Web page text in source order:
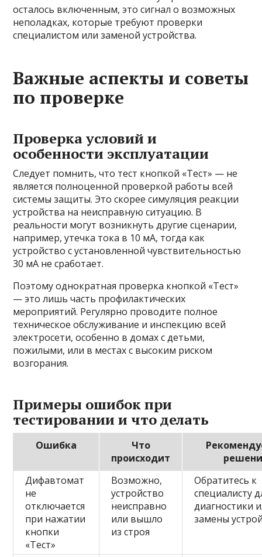
осталось включенным, это сигнал о возможных
неполадках, которые требуют проверки
специалистом или заменой устройства.
Важные аспекты и советы
по проверке
Проверка условий и
особенности эксплуатации
Следует помнить, что тест кнопкой «Тест» — не
является полноценной проверкой работы всей
системы защиты. Это скорее симуляция реакции
устройства на неисправную ситуацию. В
реальности могут возникнуть другие сценарии,
например, утечка тока в 10 мА, тогда как
устройство с установленной чувствительностью
30 мА не сработает.
Поэтому однократная проверка кнопкой «Тест»
— это лишь часть профилактических
мероприятий. Регулярно проводите полное
техническое обслуживание и инспекцию всей
электросети, особенно в домах с детьми,
пожилыми, или в местах с высоким риском
возгорания.
Примеры ошибок при
тестировании и что делать
Ошибка
Что
происходит
Дифавтомат
не
отключается
при нажатии
кнопки
«Тест»
Возможно,
устройство
неисправно
или вышло
из строя
Обратитесь к
специалисту
диагностики
замены